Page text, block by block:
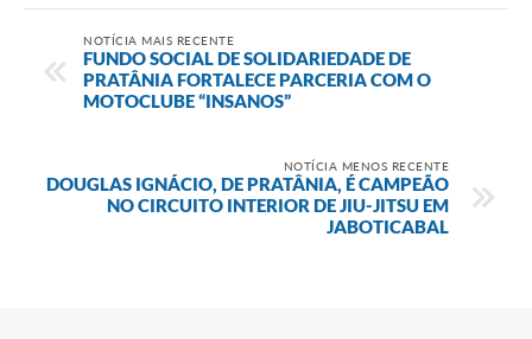
NOTÍCIA MAIS RECENTE
FUNDO SOCIAL DE SOLIDARIEDADE DE
PRATÂNIA FORTALECE PARCERIA COM O
MOTOCLUBE “INSANOS”
NOTÍCIA MENOS RECENTE
DOUGLAS IGNÁCIO, DE PRATÂNIA, É CAMPEÃO
NO CIRCUITO INTERIOR DE JIU-JITSU EM
JABOTICABAL